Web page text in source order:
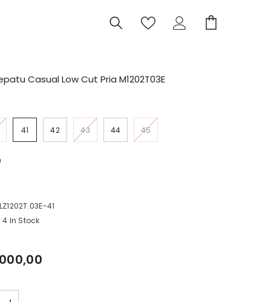
Casual Low Cut Pria M1202T03E
41 42 43 44 45
41
4 In Stock